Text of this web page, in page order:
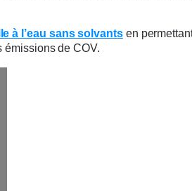
sous 14 jours
première commande
chaque parrainage
: 5€ de réduction
à l’eau sans solvantsen
émissions de COV.